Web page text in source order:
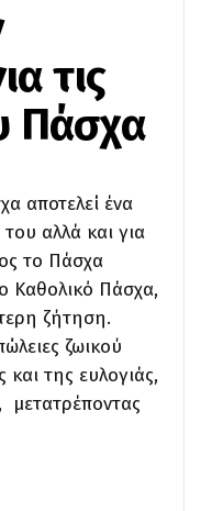
τις
Πάσχα
αποτελεί ένα
αλλά και για
το Πάσχα
Kαθολικό Πάσχα,
ζήτηση.
ζωικού
της ευλογιάς,
μετατρέποντας